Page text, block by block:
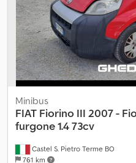
Castel S. Pietro Terme BO
761 km
Minibus
FIAT Fiorino III 2007 -
furgone 1.4 73cv